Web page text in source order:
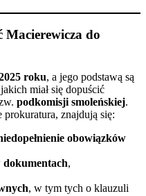
do
roku, a jego podstawą są
miał się dopuścić
podkomisji smoleńskiej.
znajdują się:
obowiązków
dokumentach,
, w tym tych o klauzuli